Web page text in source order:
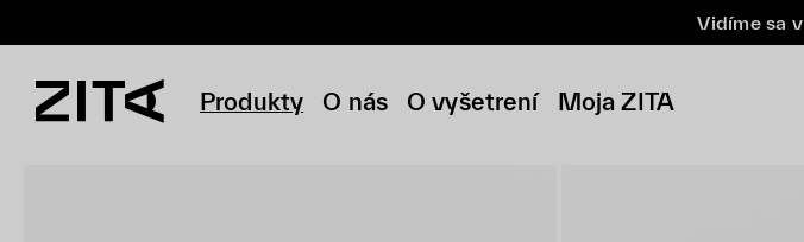
Vidíme sa v
Produkty O nás O vyšetrení Moja ZITA